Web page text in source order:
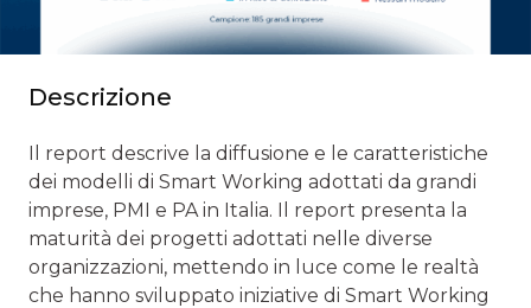
Descrizione
Il report descrive la diffusione e le caratteristiche
dei modelli di Smart Working adottati da grandi
imprese, PMI e PA in Italia. Il report presenta la
maturità dei progetti adottati nelle diverse
organizzazioni, mettendo in luce come le realtà
che hanno sviluppato iniziative di Smart Working